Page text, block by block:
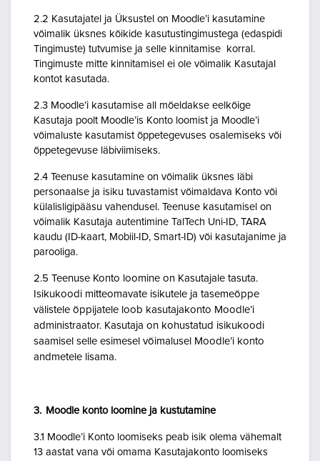
2.2 Kasutajatel ja Üksustel on Moodle’i kasutamine
võimalik üksnes kõikide kasutustingimustega (edaspidi
Tingimuste) tutvumise ja selle kinnitamise korral.
Tingimuste mitte kinnitamisel ei ole võimalik Kasutajal
kontot kasutada.
2.3 Moodle’i kasutamise all mõeldakse eelkõige
Kasutaja poolt Moodle’is Konto loomist ja Moodle’i
võimaluste kasutamist õppetegevuses osalemiseks või
õppetegevuse läbiviimiseks.
2.4 Teenuse kasutamine on võimalik üksnes läbi
personaalse ja isiku tuvastamist võimaldava Konto või
külalisligipääsu vahendusel. Teenuse kasutamisel on
võimalik Kasutaja autentimine TalTech Uni-ID, TARA
kaudu (ID-kaart, Mobiil-ID, Smart-ID) või kasutajanime ja
parooliga.
2.5 Teenuse Konto loomine on Kasutajale tasuta.
Isikukoodi mitteomavate isikutele ja tasemeõppe
välistele õppijatele loob kasutajakonto Moodle’i
administraator. Kasutaja on kohustatud isikukoodi
saamisel selle esimesel võimalusel Moodle’i konto
andmetele lisama.
3. Moodle konto loomine ja kustutamine
3.1 Moodle’i Konto loomiseks peab isik olema vähemalt
13 aastat vana või omama Kasutajakonto loomiseks